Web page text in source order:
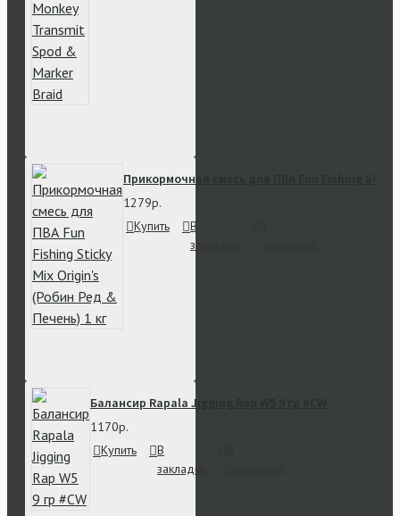
Прикормочная смесь для ПВА Fun Fishing
1279р.
Купить
В
закладки
Балансир Rapala Jigging Rap W5 9 гр #CW
1170р.
Купить
В
закладки